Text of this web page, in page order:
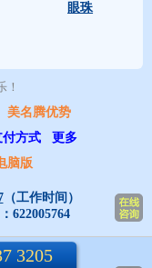
眼珠
！
美名腾优势
付方式
更多
脑版
（工作时间）
622005764
3205